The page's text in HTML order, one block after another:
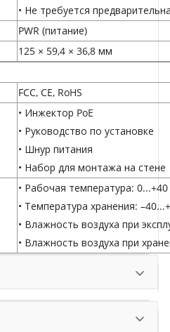
• Не требуется
PWR (питание)
125 × 59,4 × 36,8 мм
FCC, CE, RoHS
• Инжектор PoE
• Руководство по установке
• Шнур питания
• Набор для монтажа на стене
• Рабочая температура: 0...+40
• Температура хранения:
• Влажность воздуха при
• Влажность воздуха при